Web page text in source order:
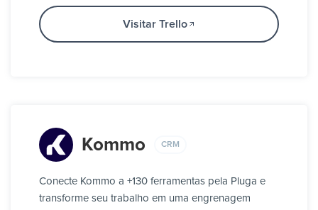
Visitar Trello
Kommo CRM
Conecte Kommo a +130 ferramentas pela Pluga e
transforme seu trabalho em uma engrenagem